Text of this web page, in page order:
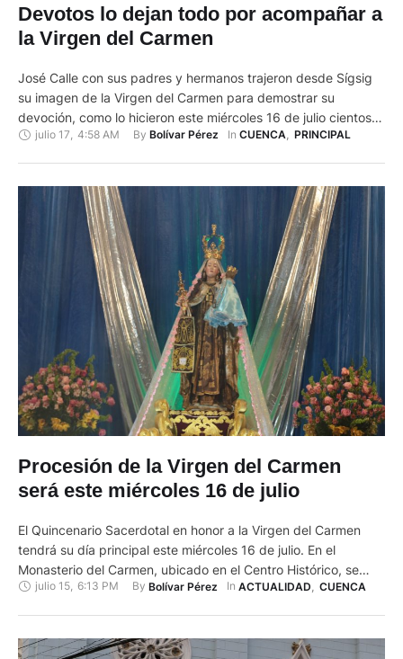
Devotos lo dejan todo por acompañar a
la Virgen del Carmen
José Calle con sus padres y hermanos trajeron desde Sígsig
su imagen de la Virgen del Carmen para demostrar su
devoción, como lo hicieron este miércoles 16 de julio cientos
de familias que participaron de la fiesta mayor organizada en
julio 17 4:58 AM By Bolívar Pérez In CUENCA, PRINCIPAL
Procesión de la Virgen del Carmen
será este miércoles 16 de julio
El Quincenario Sacerdotal en honor a la Virgen del Carmen
tendrá su día principal este miércoles 16 de julio. En el
Monasterio del Carmen, ubicado en el Centro Histórico, se
desarrollará la solemne concelebración eucarística y la
julio 15, 6:13 PM By Bolívar Pérez In ACTUALIDAD CUENCA